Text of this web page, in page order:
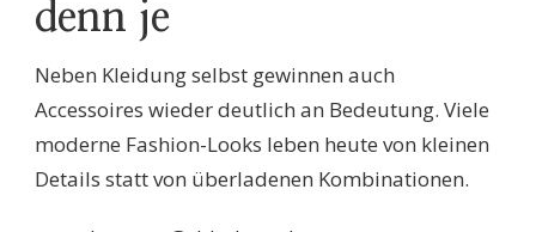
denn je
Neben Kleidung selbst gewinnen auch
Accessoires wieder deutlich an Bedeutung. Viele
moderne Fashion-Looks leben heute von kleinen
Details statt von überladenen Kombinationen.